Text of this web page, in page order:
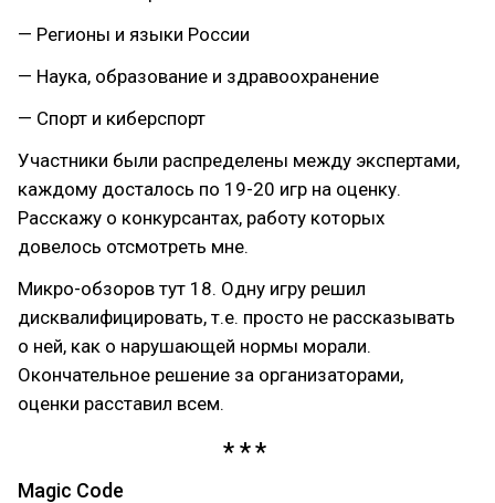
— Регионы и языки России
— Наука, образование и здравоохранение
— Спорт и киберспорт
Участники были распределены между экспертами,
каждому досталось по 19-20 игр на оценку.
Расскажу о конкурсантах, работу которых
довелось отсмотреть мне.
Микро-обзоров тут 18. Одну игру решил
дисквалифицировать, т.е. просто не рассказывать
о ней, как о нарушающей нормы морали.
Окончательное решение за организаторами,
оценки расставил всем.
Magic Code